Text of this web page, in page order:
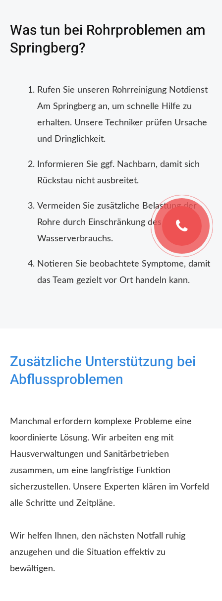
Was tun bei Rohrproblemen am
Springberg?
Rufen Sie unseren Rohrreinigung Notdienst
Am Springberg an, um schnelle Hilfe zu
erhalten. Unsere Techniker prüfen Ursache
und Dringlichkeit.
Informieren Sie ggf. Nachbarn, damit sich
Rückstau nicht ausbreitet.
Vermeiden Sie zusätzliche Belastung der
Rohre durch Einschränkung des
Wasserverbrauchs.
Notieren Sie beobachtete Symptome, damit
das Team gezielt vor Ort handeln kann.
Zusätzliche Unterstützung bei
Abflussproblemen
Manchmal erfordern komplexe Probleme eine
koordinierte Lösung. Wir arbeiten eng mit
Hausverwaltungen und Sanitärbetrieben
zusammen, um eine langfristige Funktion
sicherzustellen. Unsere Experten klären im Vorfeld
alle Schritte und Zeitpläne.
Wir helfen Ihnen, den nächsten Notfall ruhig
anzugehen und die Situation effektiv zu
bewältigen.